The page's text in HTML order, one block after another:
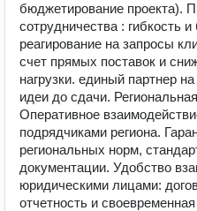
бюджетирование проекта).
сотрудничества : гибкость
реагирование на запросы
счет прямых поставок и
нагрузки. единый партнер
идеи до сдачи.
Оперативное
подрядчиками региона.
региональных норм,
документации. Удобство
юридическими лицами:
отчетность и